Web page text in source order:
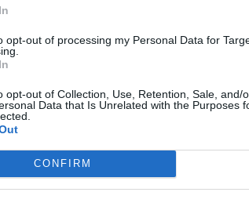
opt-out of processing my Personal Data for
opt-out of Collection, Use, Retention, Sale, and/
Data that Is Unrelated with the Purposes
CONFIRM